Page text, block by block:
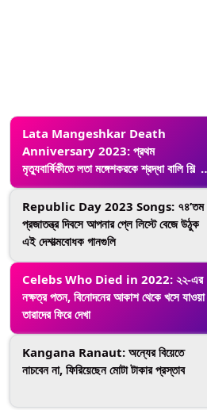
Lata Mangeshkar Death
Anniversary 2023: প্রথম
মৃত্যুবার্ষিকীতে লতা মঙ্গেশকরকে শ্রদ্ধা বালি শিল্পী
সুদর্শন পট্টনায়কের (দেখুন ছবি)
Republic Day 2023 Songs: ৭৪’তম
প্রজাতন্ত্র দিবসে আপনার প্লে লিস্টে বেজে উঠুক
এই দেশাত্মবোধক গানগুলি
Celebs Who Died in 2022: ২২-এর
নক্ষত্র পতন, বিনোদনের আকাশ থেকে খসে যাওয়া
তারাদের ফিরে দেখা
Kangana Ranaut: অন্যের বিয়েতে
নাচবেন না, ফিরিয়েছেন মোটা টাকার প্রস্তাব